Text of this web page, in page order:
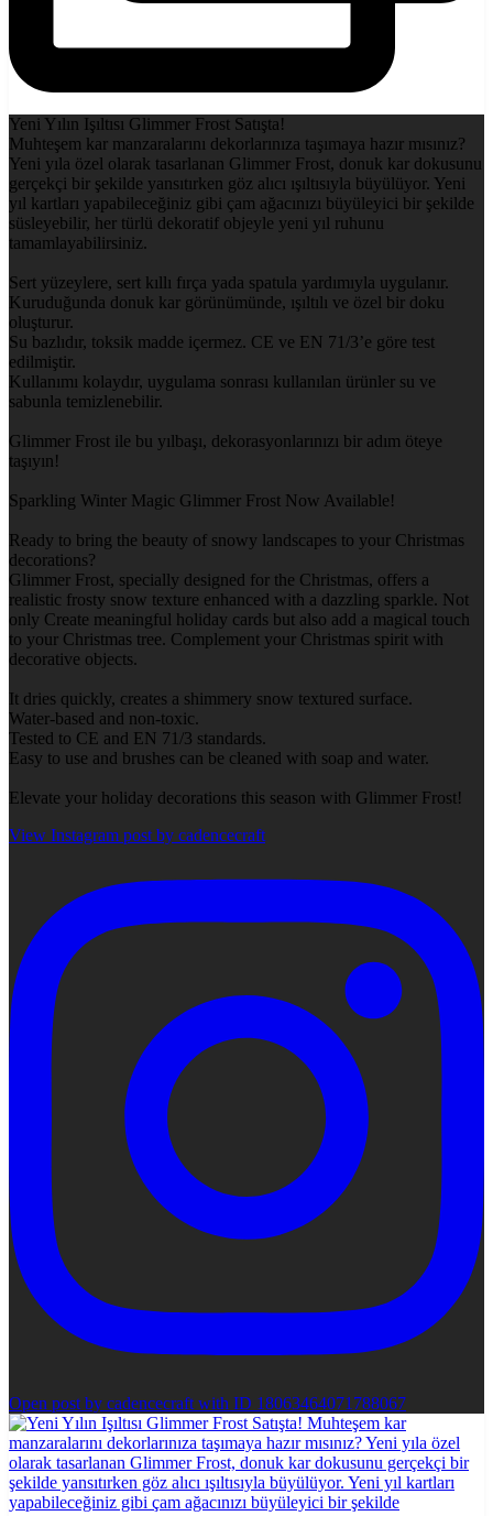
Yeni Yılın Işıltısı Glimmer Frost Satışta!
Muhteşem kar manzaralarını dekorlarınıza taşımaya hazır mısınız?
Yeni yıla özel olarak tasarlanan Glimmer Frost, donuk kar dokusunu
gerçekçi bir şekilde yansıtırken göz alıcı ışıltısıyla büyülüyor. Yeni
yıl kartları yapabileceğiniz gibi çam ağacınızı büyüleyici bir şekilde
süsleyebilir, her türlü dekoratif objeyle yeni yıl ruhunu
tamamlayabilirsiniz.
Sert yüzeylere, sert kıllı fırça yada spatula yardımıyla uygulanır.
Kuruduğunda donuk kar görünümünde, ışıltılı ve özel bir doku
oluşturur.
Su bazlıdır, toksik madde içermez. CE ve EN 71/3’e göre test
edilmiştir.
Kullanımı kolaydır, uygulama sonrası kullanılan ürünler su ve
sabunla temizlenebilir.
Glimmer Frost ile bu yılbaşı, dekorasyonlarınızı bir adım öteye
taşıyın!
Sparkling Winter Magic Glimmer Frost Now Available!
Ready to bring the beauty of snowy landscapes to your Christmas
decorations?
Glimmer Frost, specially designed for the Christmas, offers a
realistic frosty snow texture enhanced with a dazzling sparkle. Not
only Create meaningful holiday cards but also add a magical touch
to your Christmas tree. Complement your Christmas spirit with
decorative objects.
It dries quickly, creates a shimmery snow textured surface.
Water-based and non-toxic.
Tested to CE and EN 71/3 standards.
Easy to use and brushes can be cleaned with soap and water.
Elevate your holiday decorations this season with Glimmer Frost!
View Instagram post by cadencecraft
Open post by cadencecraft with ID 18063464071788067